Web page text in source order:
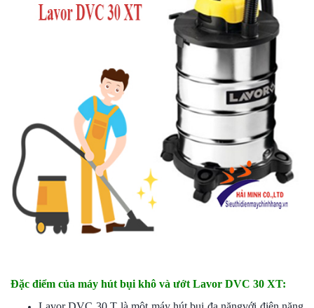
Đặc điểm của máy hút bụi khô và ướt Lavor DVC 30 XT: